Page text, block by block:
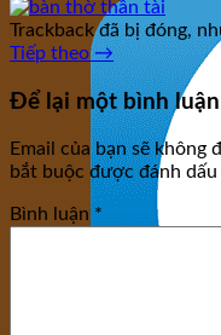
Trackback đã bị đóng,
Tiếp theo→
Để lại một bình luận
Email của bạn sẽ không
bắt buộc được đánh dấu
Bình luận*